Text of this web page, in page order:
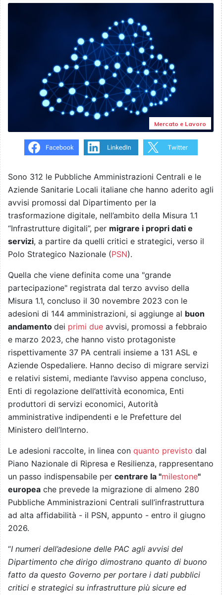
Mercato e Lavoro
Sono 312 le Pubbliche Amministrazioni Centrali e le
Aziende Sanitarie Locali italiane che hanno aderito agli
avvisi promossi dal Dipartimento per la
trasformazione digitale, nell’ambito della Misura 1.1
“Infrastrutture digitali”, per migrare i propri dati e
servizi, a partire da quelli critici e strategici, verso il
Polo Strategico Nazionale (PSN).
Quella che viene definita come una "grande
partecipazione" registrata dal terzo avviso della
Misura 1.1, concluso il 30 novembre 2023 con le
adesioni di 144 amministrazioni, si aggiunge al buon
andamento dei primi due avvisi, promossi a febbraio
e marzo 2023, che hanno visto protagoniste
rispettivamente 37 PA centrali insieme a 131 ASL e
Aziende Ospedaliere. Hanno deciso di migrare servizi
e relativi sistemi, mediante l’avviso appena concluso,
Enti di regolazione dell’attività economica, Enti
produttori di servizi economici, Autorità
amministrative indipendenti e le Prefetture del
Ministero dell’Interno.
Le adesioni raccolte, in linea con quanto previsto dal
Piano Nazionale di Ripresa e Resilienza, rappresentano
un passo indispensabile per centrare la "milestone"
europea che prevede la migrazione di almeno 280
Pubbliche Amministrazioni Centrali sull’infrastruttura
ad alta affidabilità - il PSN, appunto - entro il giugno
2026.
“I numeri dell’adesione delle PAC agli avvisi del
Dipartimento che dirigo dimostrano quanto di buono
fatto da questo Governo per portare i dati pubblici
critici e strategici su infrastrutture più sicure ed